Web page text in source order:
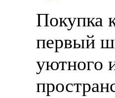
Покупка
первый
уютного